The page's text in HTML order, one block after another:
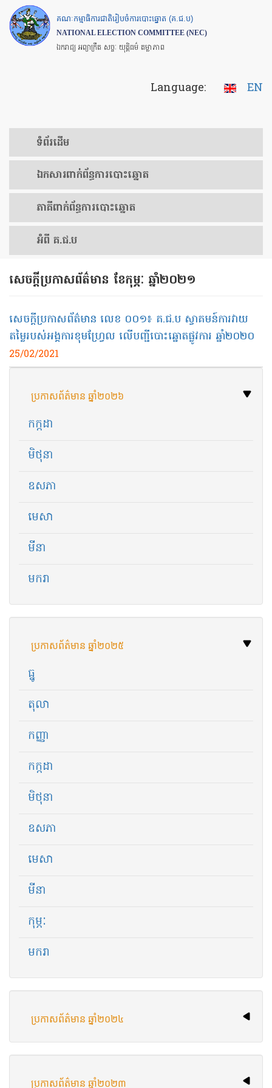
Skip
to
main
គណៈកម្មាធិការជាតិរៀបចំការបោះឆ្នោត (គ.ជ.ប)
NATIONAL ELECTION COMMITTEE (NEC)
ឯករាជ្យ អព្យាក្រឹត សច្ចៈ យុត្តិធម៌ តម្លាភាព
Language: EN
ទំព័រ​ដើម
ឯកសារ​ពាក់ព័ន្ធ​ការ​បោះឆ្នោត
​ភាគីពាក់ព័ន្ធ​​ការ​បោះឆ្នោត
អំពី គ.ជ.ប
ប្រកាសព័ត៌មាន ឆ្នាំ២០២៦
កក្កដា
មិថុនា
ឧសភា
មេសា
មីនា
មករា
ប្រកាសព័ត៌មាន ឆ្នាំ​២០២៥
ធ្នូ
តុលា
កញ្ញា
កក្កដា
មិថុនា
ឧសភា
មេសា
មីនា
កុម្ភៈ
មករា
ប្រកាសព័ត៌មាន ឆ្នាំ២០២៤
ប្រកាសព័ត៌មាន ឆ្នាំ២០២៣
សេចក្ដីប្រកាសព័ត៌មាន ខែកុម្ភៈ ឆ្នាំ២០២១
សេចក្តីប្រកាសព័ត៌មាន លេខ ០០១៖ គ.ជ.ប ស្វាគមន៍ការវាយ
តម្លៃរបស់អង្គការខុមហ្រ្វែល លើបញ្ជីបោះឆ្នោតផ្លូវការ ឆ្នាំ២០២០
25/02/2021